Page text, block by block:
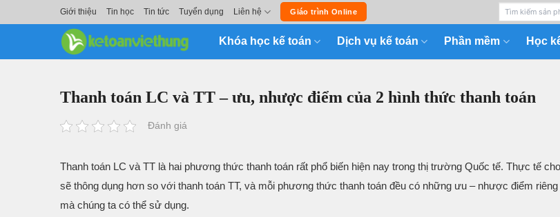
Giới thiệu Tin học Tin tức Tuyển dụng Liên hệ Giáo trình Online
Khóa học kế toán Dịch vụ kế toán Phần mềm Học
Thanh toán LC và TT – ưu, nhược điểm của 2 hình thức thanh toán
Đánh giá
Thanh toán LC và TT là hai phương thức thanh toán rất phổ biến hiện nay trong thị trường Quốc tế. Thực tế
sẽ thông dụng hơn so với thanh toán TT, và mỗi phương thức thanh toán đều có những ưu – nhược điểm
mà chúng ta có thể sử dụng.